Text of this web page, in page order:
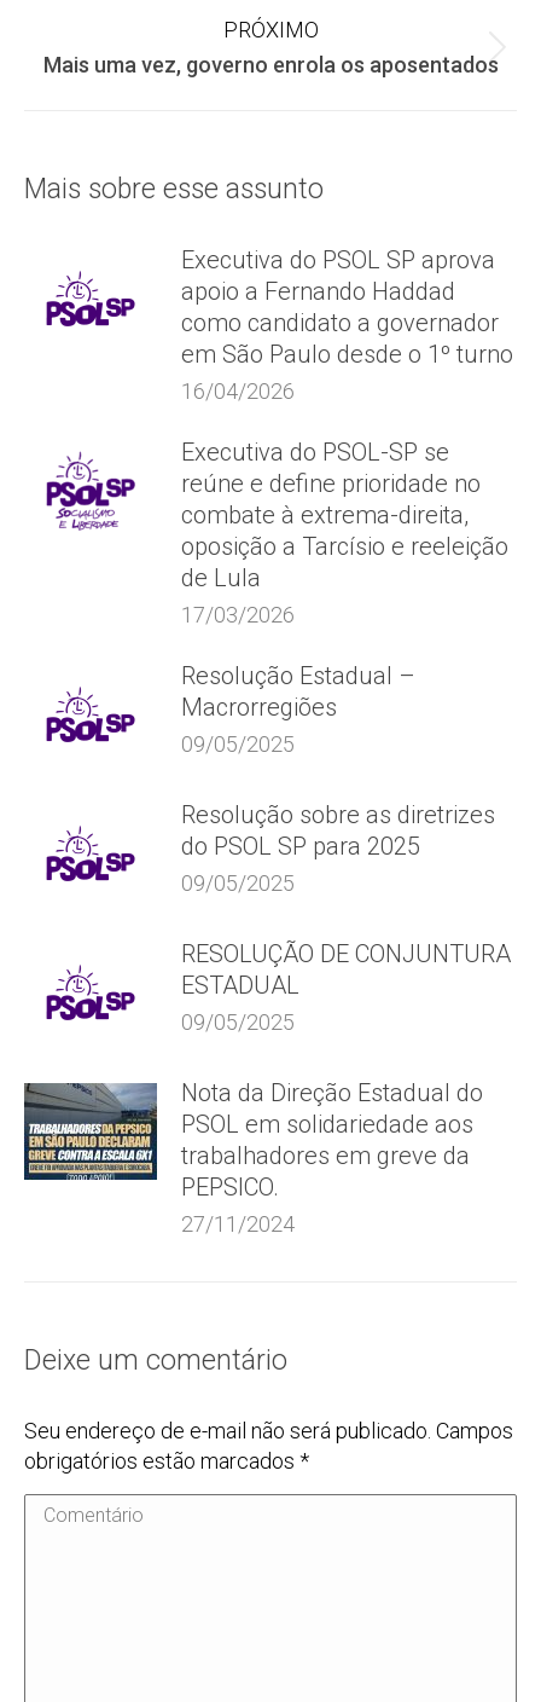
PRÓXIMO
Próximo
Mais uma vez, governo enrola os aposentados
Mais sobre esse assunto
Executiva do PSOL SP aprova
apoio a Fernando Haddad
como candidato a governador
em São Paulo desde o 1º turno
16/04/2026
Executiva do PSOL-SP se
reúne e define prioridade no
combate à extrema-direita,
oposição a Tarcísio e reeleição
de Lula
17/03/2026
Resolução Estadual –
Macrorregiões
09/05/2025
Resolução sobre as diretrizes
do PSOL SP para 2025
09/05/2025
RESOLUÇÃO DE CONJUNTURA
ESTADUAL
09/05/2025
Nota da Direção Estadual do
PSOL em solidariedade aos
trabalhadores em greve da
PEPSICO.
27/11/2024
Deixe um comentário
Seu endereço de e-mail não será publicado. Campos
obrigatórios estão marcados *
Comentário